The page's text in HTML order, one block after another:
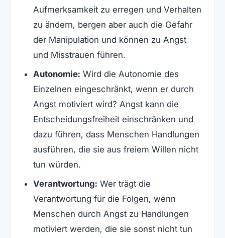
Aufmerksamkeit zu erregen und Verhalten
zu ändern, bergen aber auch die Gefahr
der Manipulation und können zu Angst
und Misstrauen führen.
Autonomie: Wird die Autonomie des
Einzelnen eingeschränkt, wenn er durch
Angst motiviert wird? Angst kann die
Entscheidungsfreiheit einschränken und
dazu führen, dass Menschen Handlungen
ausführen, die sie aus freiem Willen nicht
tun würden.
Verantwortung: Wer trägt die
Verantwortung für die Folgen, wenn
Menschen durch Angst zu Handlungen
motiviert werden, die sie sonst nicht tun